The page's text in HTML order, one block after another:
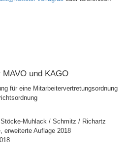
und KAGO
für eine Mitarbeitervertretungsordnung
Muhlack / Schmitz / Richartz
erweiterte Auflage 2018